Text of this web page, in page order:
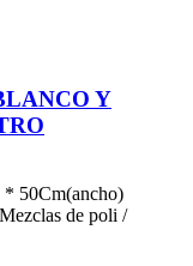
Y
* 50Cm(ancho)
de poli /